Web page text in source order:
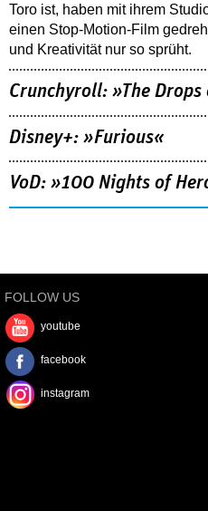
Toro ist, haben mit ihrem
einen Stop-Motion-Film
und Kreativität nur so sprüht.
Crunchyroll: »The Drops
Disney+: »Furious«
VoD: »100 Nights of
FOLLOW US
youtube
facebook
instagram